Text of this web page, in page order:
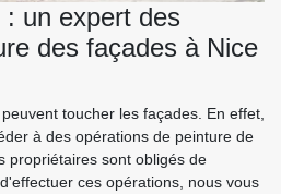
un expert des
des façades à Nice
toucher les façades. En effet,
à des opérations de peinture de
propriétaires sont obligés de
ces opérations, nous vous